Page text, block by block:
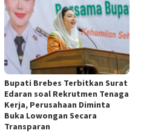
Bupati Brebes Terbitkan Surat
Edaran soal Rekrutmen Tenaga
Kerja, Perusahaan Diminta
Buka Lowongan Secara
Transparan